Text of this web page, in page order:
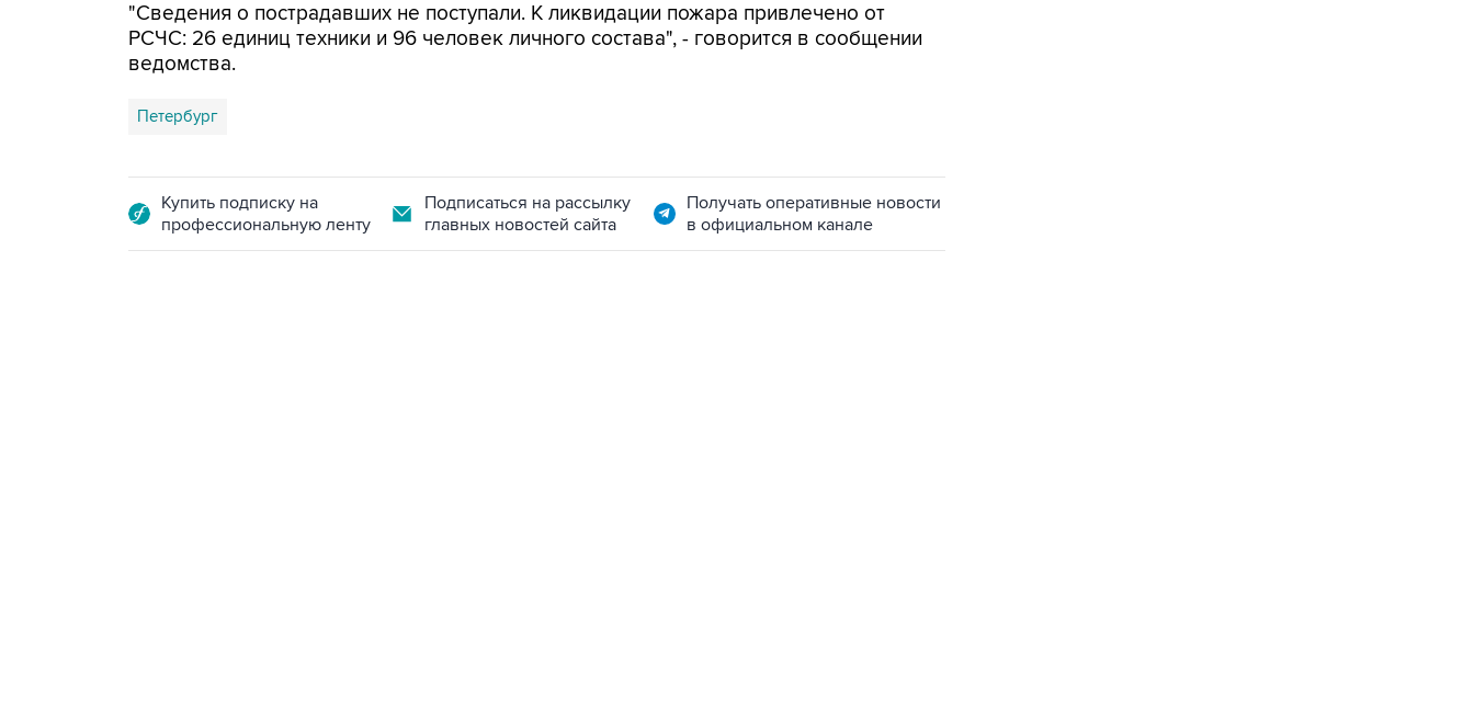
"Сведения о пострадавших не поступали. К ликвидации пожара привлечено от
РСЧС: 26 единиц техники и 96 человек личного состава", - говорится в сообщении
ведомства.
Петербург
Купить подписку на
профессиональную ленту
Подписаться на рассылку
главных новостей сайта
Получать оперативные новости
в официальном канале